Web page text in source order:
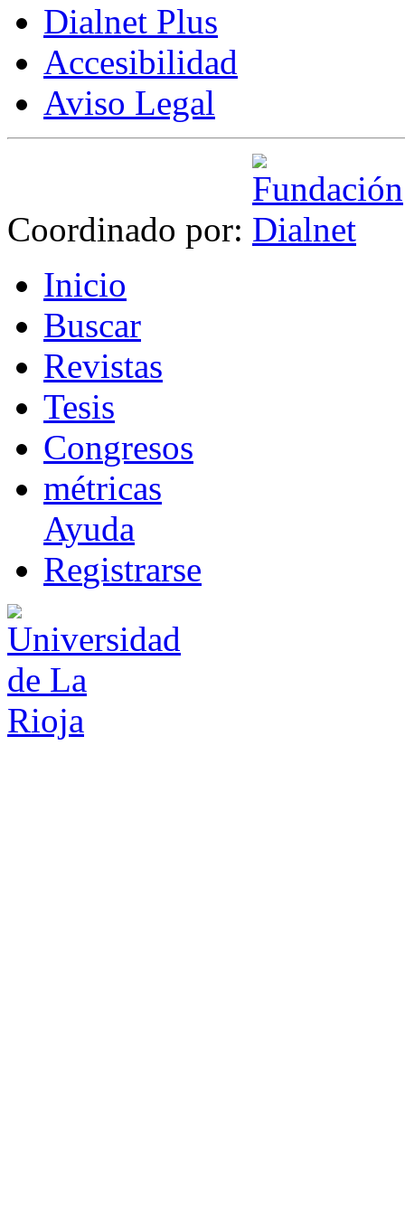
Dialnet Plus
Accesibilidad
Aviso Legal
Coordinado por:
Inicio
Buscar
Revistas
Tesis
Congresos
métricas
Ayuda
Registrarse